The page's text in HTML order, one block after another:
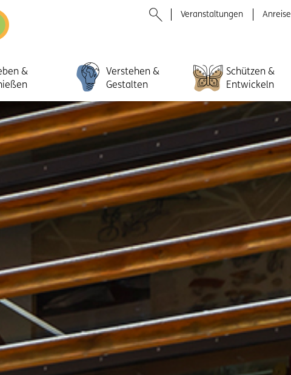
Veranstaltungen Anreise
&
Verstehen &
Gestalten
Schützen &
Entwickeln